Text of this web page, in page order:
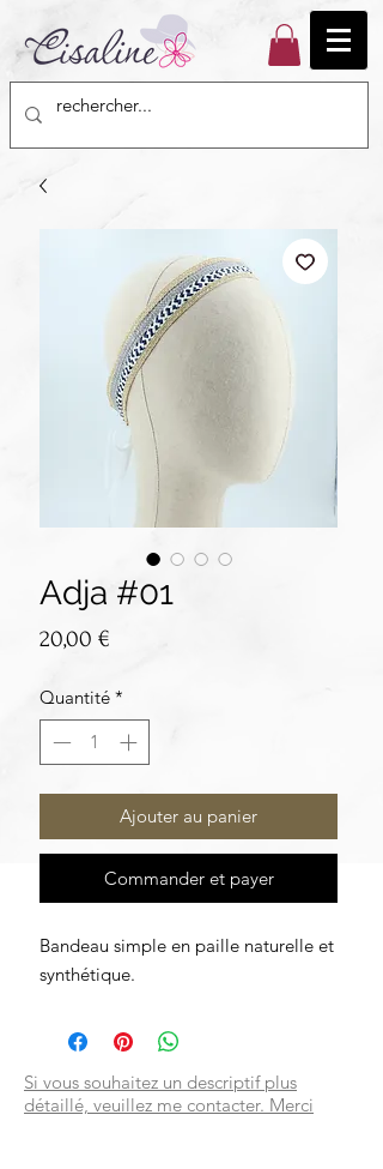
Adja #01
20,00 €
Quantité *
Ajouter au panier
Commander et payer
Bandeau simple en paille naturelle et
synthétique.
Si vous souhaitez un descriptif plus
détaillé, veuillez me contacter. Merci